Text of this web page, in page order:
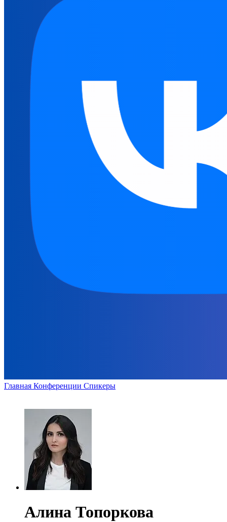
Главная Конференции Спикеры
Алина Топоркова